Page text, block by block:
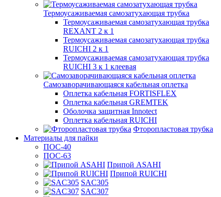
Термоусаживаемая самозатухающая трубка
Термоусаживаемая самозатухающая трубка
REXANT 2 к 1
Термоусаживаемая самозатухающая трубка
RUICHI 2 к 1
Термоусаживаемая самозатухающая трубка
RUICHI 3 к 1 клеевая
Самозаворачивающаяся кабельная оплетка
Оплетка кабельная FORTISFLEX
Оплетка кабельная GREMTEK
Оболочка защитная Innotect
Оплетка кабельная RUICHI
Фторопластовая трубка
Материалы для пайки
ПОС-40
ПОС-63
Припой ASAHI
Припой RUICHI
SAC305
SAC307